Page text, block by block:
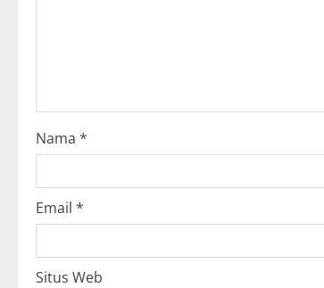
i
o
n
Nama *
Email *
Situs Web